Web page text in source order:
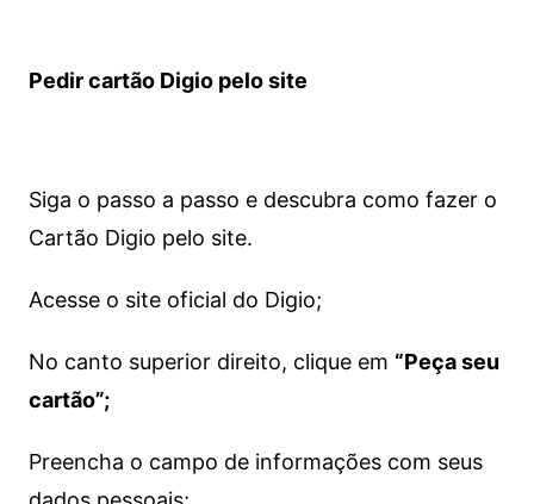
Pedir cartão Digio pelo site
Siga o passo a passo e descubra como fazer o
Cartão Digio pelo site.
Acesse o site oficial do Digio;
No canto superior direito, clique em “Peça seu
cartão”;
Preencha o campo de informações com seus